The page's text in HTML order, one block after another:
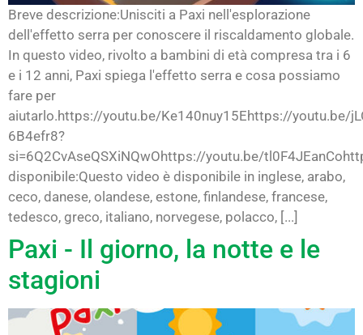
Breve descrizione:Unisciti a Paxi nell'esplorazione
dell'effetto serra per conoscere il riscaldamento globale.
In questo video, rivolto a bambini di età compresa tra i 6
e i 12 anni, Paxi spiega l'effetto serra e cosa possiamo
fare per
aiutarlo.https://youtu.be/Ke140nuy15Ehttps://youtu.be/
6B4efr8?
si=6Q2CvAseQSXiNQwOhttps://youtu.be/
disponibile:Questo video è disponibile in inglese, arabo,
ceco, danese, olandese, estone, finlandese, francese,
tedesco, greco, italiano, norvegese, polacco, [...]
Paxi - Il giorno, la notte e le
stagioni